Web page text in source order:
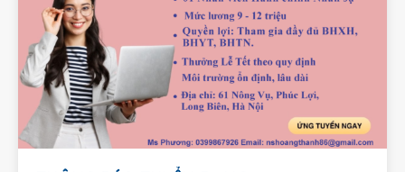
THÔNG BÁO TUYỂN DỤNG